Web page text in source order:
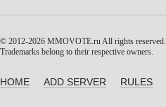
© 2012-2026 MMOVOTE.ruAll rights reserved.
Trademarks belong to their respective owners.
HOME ADD SERVER RULES